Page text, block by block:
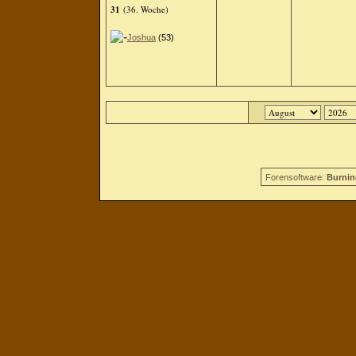
31 (36. Woche)
Joshua (53)
Forensoftware: